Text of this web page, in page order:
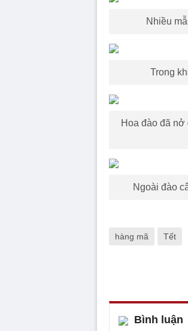
Nhiều
Trong
Hoa đào đã
Ngoài đào
hàng mã Tết
Bình luận